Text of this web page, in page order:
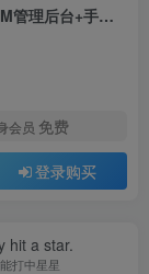
《长安幻想》经典二次元回合手游VM一键端+GM管理后台+手工端+安卓客户端+详细搭建教程
会员 免费
登录购买
hit a star.
打中星星